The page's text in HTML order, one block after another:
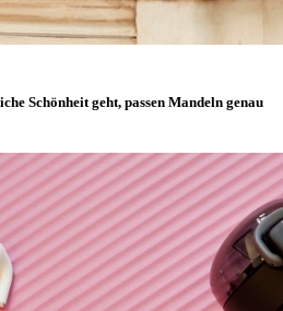
Schönheit geht, passen Mandeln genau